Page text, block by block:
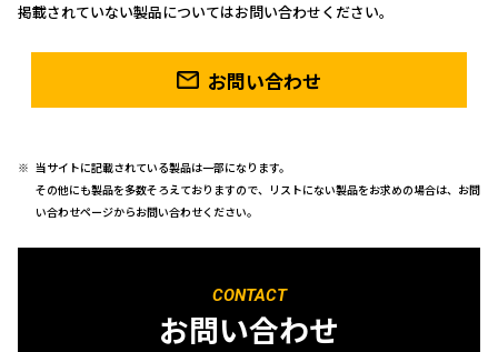
掲載されていない製品についてはお問い合わせください。
お問い合わせ
当サイトに記載されている製品は一部になります。
その他にも製品を多数そろえておりますので、リストにない製品をお求めの場合は、お問
い合わせページからお問い合わせください。
CONTACT
お問い合わせ